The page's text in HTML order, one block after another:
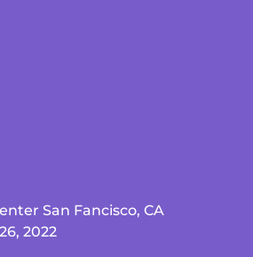
San Fancisco, CA
2022